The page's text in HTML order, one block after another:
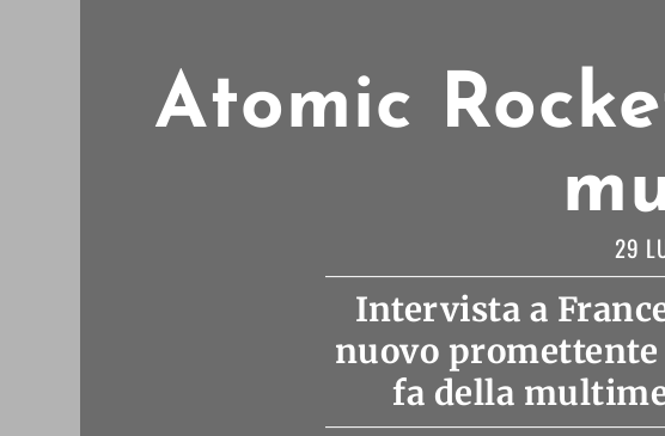
Atomic
29
Intervista a
nuovo
fa della